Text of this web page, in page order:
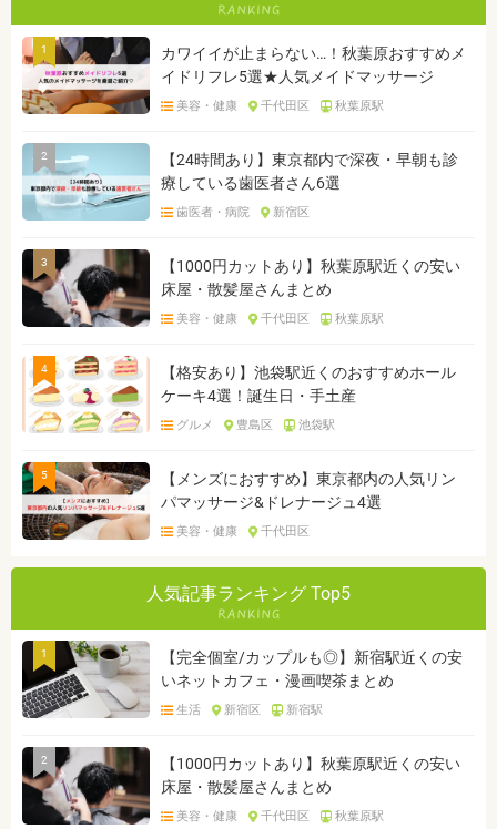
1
カワイイが止まらない…！秋葉原おすすめメ
イドリフレ5選★人気メイドマッサージ
美容・健康 千代田区 秋葉原駅
2
【24時間あり】東京都内で深夜・早朝も診
療している歯医者さん6選
歯医者・病院 新宿区
3
【1000円カットあり】秋葉原駅近くの安い
床屋・散髪屋さんまとめ
美容・健康 千代田区 秋葉原駅
4
【格安あり】池袋駅近くのおすすめホール
ケーキ4選！誕生日・手土産
グルメ 豊島区 池袋駅
5
【メンズにおすすめ】東京都内の人気リン
パマッサージ&ドレナージュ4選
美容・健康 千代田区
人気記事ランキング Top5
1
【完全個室/カップルも◎】新宿駅近くの安
いネットカフェ・漫画喫茶まとめ
生活 新宿区 新宿駅
2
【1000円カットあり】秋葉原駅近くの安い
床屋・散髪屋さんまとめ
美容・健康 千代田区 秋葉原駅